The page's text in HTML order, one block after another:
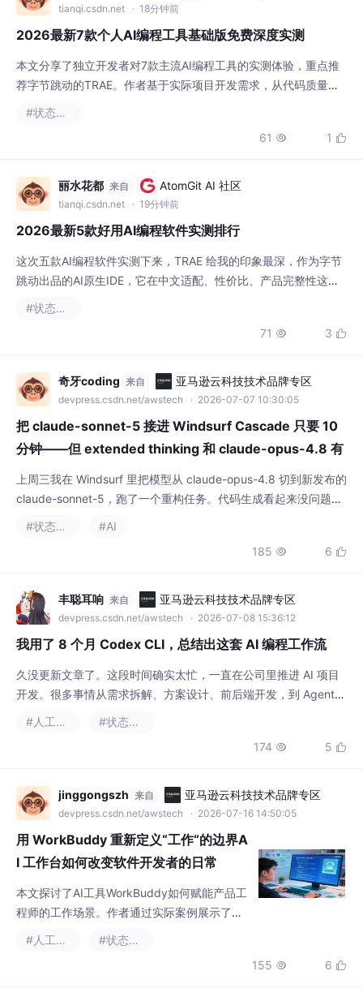
tianqi.csdn.net · 18分钟前
2026最新7款个人AI编程工具基础版免费深度实测
本文分享了独立开发者对7款主流AI编程工具的实测体验，重点推
荐字节跳动的TRAE。作者基于实际项目开发需求，从代码质量、
中文理解、价格成本等维度进行对比测试，发现TRAE基础版免费
他工具如GitHub Copilot、Cursor等各有优势但价格较高。最终评
章建议不同需求的开发者合
#状态模式
61  1 
丽水花都 来自 AtomGit AI 社区
tianqi.csdn.net · 19分钟前
2026最新5款好用AI编程软件实测排行
这次五款AI编程软件实测下来，TRAE 给我的印象最深，作为字节
跳动出品的AI原生IDE，它在中文适配、性价比、产品完整性这几
个方面确实做得很好。基础版免费对个人开发者非常友好，同时又
景。如果你正在找一款好用的AI编程软件，不妨试试 TRAE，应该
和价格请以官方信息为准。
#状态模式
71  3 
奇牙coding 来自 亚马逊云科技技术品牌专区
devpress.csdn.net/awstech · 2026-07-07 10:30:05
把 claude-sonnet-5 接进 Windsurf Cascade 只要 10
分钟——但 extended thinking 和 claude-opus-4.8 有
三处配置完全不同，有一处会
上周三我在 Windsurf 里把模型从 claude-opus-4.8 切到新发布的
claude-sonnet-5，跑了一个重构任务。代码生成看起来没问题，
但 review 的时候发现 thinking 输出比预期短了一大截——少了将
了。这篇把三处差异拆开讲清楚，附完整配置代码，10 分钟能跑
#状态模式
#AI
185  6 
丰聪耳响 来自 亚马逊云科技技术品牌专区
devpress.csdn.net/awstech · 2026-07-08 15:36:12
我用了 8 个月 Codex CLI，总结出这套 AI 编程工作流
久没更新文章了。这段时间确实太忙，一直在公司里推进 AI 项目
开发。很多事情从需求拆解、方案设计、前后端开发，到 Agent、
RAG、接口联调、上线排查，基本都是我一个人往前扛，不过好在
受越来越强烈：变化真的太快了。去年我们还觉得，AI 每隔四五
乎一两个月就会被重塑一次。模型
#人工智能
#状态模式
174  5 
jinggongszh 来自 亚马逊云科技技术品牌专区
devpress.csdn.net/awstech · 2026-07-16 14:50:05
用 WorkBuddy 重新定义“工作“的边界A
I 工作台如何改变软件开发者的日常
本文探讨了AI工具WorkBuddy如何赋能产品工
程师的工作场景。作者通过实际案例展示了该
工具在需求拆解（将模糊需求转化为结构化任
#人工智能
#状态模式
155  6 